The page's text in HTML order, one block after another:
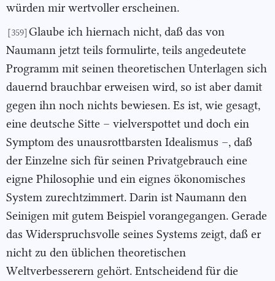
würden mir wertvoller erscheinen.
[359] Glaube ich hiernach nicht, daß das von
Naumann jetzt teils formulirte, teils angedeutete
Programm mit seinen theoretischen Unterlagen sich
dauernd brauchbar erweisen wird, so ist aber damit
gegen ihn noch nichts bewiesen. Es ist, wie gesagt,
eine deutsche Sitte – vielverspottet und doch ein
Symptom des unausrottbarsten Idealismus –, daß
der Einzelne sich für seinen Privatgebrauch eine
eigne Philosophie und ein eignes ökonomisches
System zurechtzimmert. Darin ist Naumann den
Seinigen mit gutem Beispiel vorangegangen. Gerade
das Widerspruchsvolle seines Systems zeigt, daß er
nicht zu den üblichen theoretischen
Weltverbesserern gehört. Entscheidend für die